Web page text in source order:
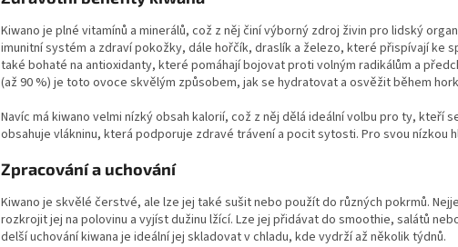
Kiwano je plné vitamínů a minerálů, což z něj činí výborný zdroj živin pro lidský
imunitní systém a zdraví pokožky, dále hořčík, draslík a železo, které přispívají ke
také bohaté na antioxidanty, které pomáhají bojovat proti volným radikálům a
(až 90 %) je toto ovoce skvělým způsobem, jak se hydratovat a osvěžit během
Navíc má kiwano velmi nízký obsah kalorií, což z něj dělá ideální volbu pro ty, kteří
obsahuje vlákninu, která podporuje zdravé trávení a pocit sytosti. Pro svou nízkou
Zpracování a uchování
Kiwano je skvělé čerstvé, ale lze jej také sušit nebo použít do různých pokrmů.
rozkrojit jej na polovinu a vyjíst dužinu lžící. Lze jej přidávat do smoothie, salátů
delší uchování kiwana je ideální jej skladovat v chladu, kde vydrží až několik týdnů.